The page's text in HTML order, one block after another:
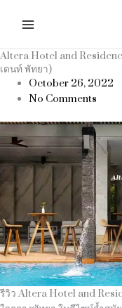
Altera Hotel and
เดนท์ พัทยา)
October 26, 2022
No Comments
รีวิว Altera Hotel and